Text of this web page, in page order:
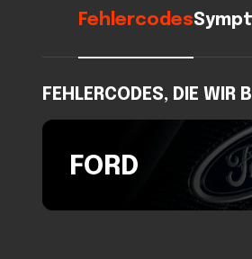
Fehlercodes
FEHLERCODES, DIE
FORD